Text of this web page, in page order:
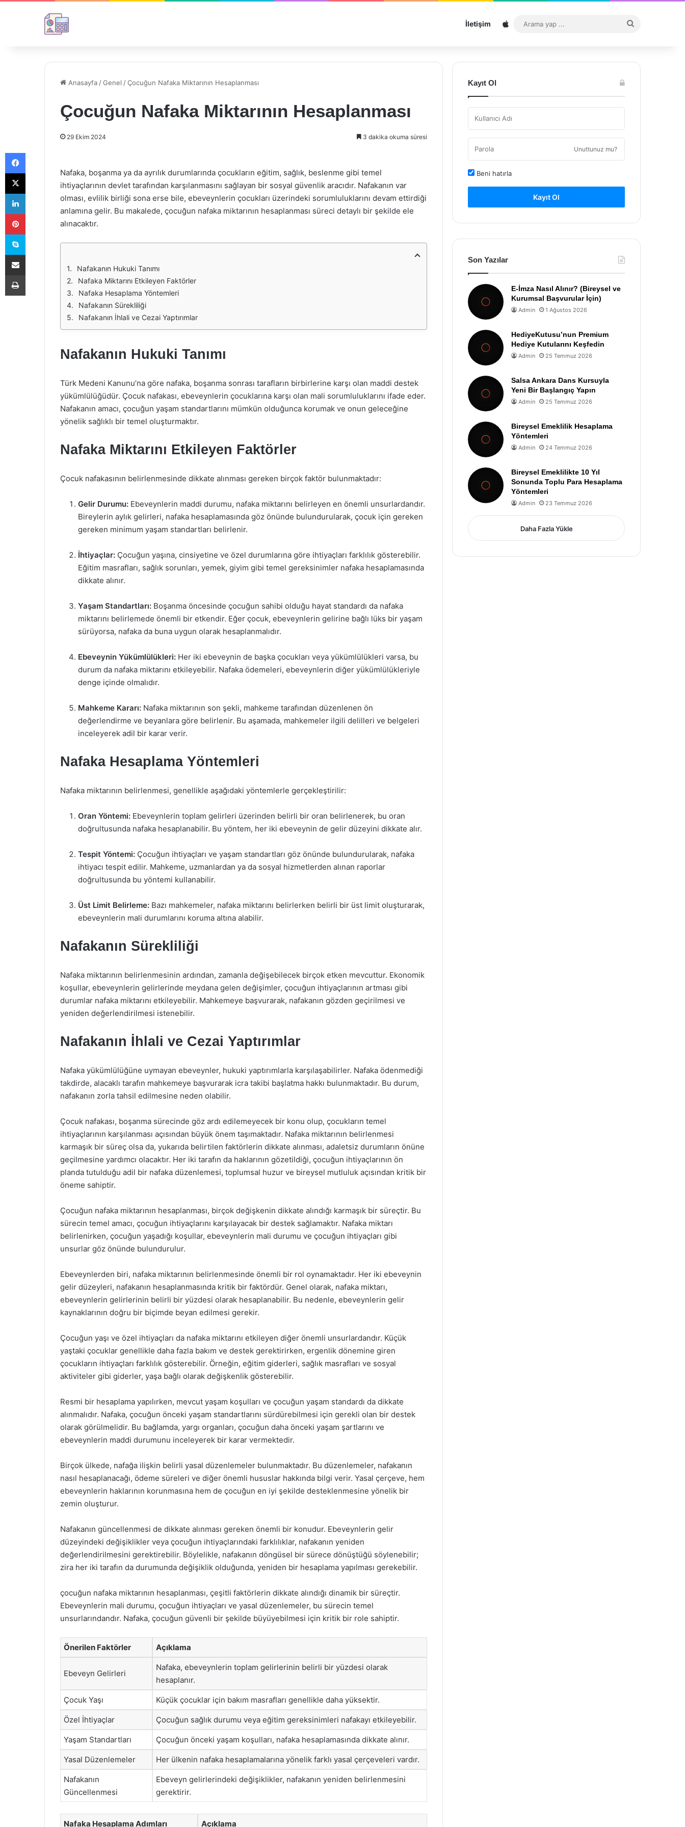
İletişim Sitemap
...
Anasayfa /Genel /Çocuğun Nafaka Miktarının Hesaplanması
Çocuğun Nafaka Miktarının Hesaplanması
29 Ekim 2024 3 dakika okuma süresi
Nafaka, boşanma ya da ayrılık durumlarında çocukların eğitim, sağlık, beslenme gibi temel
ihtiyaçlarının devlet tarafından karşılanmasını sağlayan bir sosyal güvenlik aracıdır. Nafakanın var
olması, evlilik birliği sona erse bile, ebeveynlerin çocukları üzerindeki sorumluluklarını devam ettirdiği
anlamına gelir. Bu makalede, çocuğun nafaka miktarının hesaplanması süreci detaylı bir şekilde ele
alınacaktır.
Nafakanın Hukuki Tanımı
Nafaka Miktarını Etkileyen Faktörler
Nafaka Hesaplama Yöntemleri
Nafakanın Sürekliliği
Nafakanın İhlali ve Cezai Yaptırımlar
Nafakanın Hukuki Tanımı
Türk Medeni Kanunu’na göre nafaka, boşanma sonrası tarafların birbirlerine karşı olan maddi destek
yükümlülüğüdür. Çocuk nafakası, ebeveynlerin çocuklarına karşı olan mali sorumluluklarını ifade eder.
Nafakanın amacı, çocuğun yaşam standartlarını mümkün olduğunca korumak ve onun geleceğine
yönelik sağlıklı bir temel oluşturmaktır.
Nafaka Miktarını Etkileyen Faktörler
Çocuk nafakasının belirlenmesinde dikkate alınması gereken birçok faktör bulunmaktadır:
Gelir Durumu: Ebeveynlerin maddi durumu, nafaka miktarını belirleyen en önemli unsurlardandır.
Bireylerin aylık gelirleri, nafaka hesaplamasında göz önünde bulundurularak, çocuk için gereken
gereken minimum yaşam standartları belirlenir.
İhtiyaçlar: Çocuğun yaşına, cinsiyetine ve özel durumlarına göre ihtiyaçları farklılık gösterebilir.
Eğitim masrafları, sağlık sorunları, yemek, giyim gibi temel gereksinimler nafaka hesaplamasında
dikkate alınır.
Yaşam Standartları: Boşanma öncesinde çocuğun sahibi olduğu hayat standardı da nafaka
miktarını belirlemede önemli bir etkendir. Eğer çocuk, ebeveynlerin gelirine bağlı lüks bir yaşam
sürüyorsa, nafaka da buna uygun olarak hesaplanmalıdır.
Ebeveynin Yükümlülükleri: Her iki ebeveynin de başka çocukları veya yükümlülükleri varsa, bu
durum da nafaka miktarını etkileyebilir. Nafaka ödemeleri, ebeveynlerin diğer yükümlülükleriyle
denge içinde olmalıdır.
Mahkeme Kararı: Nafaka miktarının son şekli, mahkeme tarafından düzenlenen ön
değerlendirme ve beyanlara göre belirlenir. Bu aşamada, mahkemeler ilgili delilleri ve belgeleri
inceleyerek adil bir karar verir.
Nafaka Hesaplama Yöntemleri
Nafaka miktarının belirlenmesi, genellikle aşağıdaki yöntemlerle gerçekleştirilir:
Oran Yöntemi: Ebeveynlerin toplam gelirleri üzerinden belirli bir oran belirlenerek, bu oran
doğrultusunda nafaka hesaplanabilir. Bu yöntem, her iki ebeveynin de gelir düzeyini dikkate alır.
Tespit Yöntemi: Çocuğun ihtiyaçları ve yaşam standartları göz önünde bulundurularak, nafaka
ihtiyacı tespit edilir. Mahkeme, uzmanlardan ya da sosyal hizmetlerden alınan raporlar
doğrultusunda bu yöntemi kullanabilir.
Üst Limit Belirleme: Bazı mahkemeler, nafaka miktarını belirlerken belirli bir üst limit oluşturarak,
ebeveynlerin mali durumlarını koruma altına alabilir.
Nafakanın Sürekliliği
Nafaka miktarının belirlenmesinin ardından, zamanla değişebilecek birçok etken mevcuttur. Ekonomik
koşullar, ebeveynlerin gelirlerinde meydana gelen değişimler, çocuğun ihtiyaçlarının artması gibi
durumlar nafaka miktarını etkileyebilir. Mahkemeye başvurarak, nafakanın gözden geçirilmesi ve
yeniden değerlendirilmesi istenebilir.
Nafakanın İhlali ve Cezai Yaptırımlar
Nafaka yükümlülüğüne uymayan ebeveynler, hukuki yaptırımlarla karşılaşabilirler. Nafaka ödenmediği
takdirde, alacaklı tarafın mahkemeye başvurarak icra takibi başlatma hakkı bulunmaktadır. Bu durum,
nafakanın zorla tahsil edilmesine neden olabilir.
Çocuk nafakası, boşanma sürecinde göz ardı edilemeyecek bir konu olup, çocukların temel
ihtiyaçlarının karşılanması açısından büyük önem taşımaktadır. Nafaka miktarının belirlenmesi
karmaşık bir süreç olsa da, yukarıda belirtilen faktörlerin dikkate alınması, adaletsiz durumların önüne
geçilmesine yardımcı olacaktır. Her iki tarafın da haklarının gözetildiği, çocuğun ihtiyaçlarının ön
planda tutulduğu adil bir nafaka düzenlemesi, toplumsal huzur ve bireysel mutluluk açısından kritik bir
öneme sahiptir.
Çocuğun nafaka miktarının hesaplanması, birçok değişkenin dikkate alındığı karmaşık bir süreçtir. Bu
sürecin temel amacı, çocuğun ihtiyaçlarını karşılayacak bir destek sağlamaktır. Nafaka miktarı
belirlenirken, çocuğun yaşadığı koşullar, ebeveynlerin mali durumu ve çocuğun ihtiyaçları gibi
unsurlar göz önünde bulundurulur.
Ebeveynlerden biri, nafaka miktarının belirlenmesinde önemli bir rol oynamaktadır. Her iki ebeveynin
gelir düzeyleri, nafakanın hesaplanmasında kritik bir faktördür. Genel olarak, nafaka miktarı,
ebeveynlerin gelirlerinin belirli bir yüzdesi olarak hesaplanabilir. Bu nedenle, ebeveynlerin gelir
kaynaklarının doğru bir biçimde beyan edilmesi gerekir.
Çocuğun yaşı ve özel ihtiyaçları da nafaka miktarını etkileyen diğer önemli unsurlardandır. Küçük
yaştaki çocuklar genellikle daha fazla bakım ve destek gerektirirken, ergenlik dönemine giren
çocukların ihtiyaçları farklılık gösterebilir. Örneğin, eğitim giderleri, sağlık masrafları ve sosyal
aktiviteler gibi giderler, yaşa bağlı olarak değişkenlik gösterebilir.
Resmi bir hesaplama yapılırken, mevcut yaşam koşulları ve çocuğun yaşam standardı da dikkate
alınmalıdır. Nafaka, çocuğun önceki yaşam standartlarını sürdürebilmesi için gerekli olan bir destek
olarak görülmelidir. Bu bağlamda, yargı organları, çocuğun daha önceki yaşam şartlarını ve
ebeveynlerin maddi durumunu inceleyerek bir karar vermektedir.
Birçok ülkede, nafağa ilişkin belirli yasal düzenlemeler bulunmaktadır. Bu düzenlemeler, nafakanın
nasıl hesaplanacağı, ödeme süreleri ve diğer önemli hususlar hakkında bilgi verir. Yasal çerçeve, hem
ebeveynlerin haklarının korunmasına hem de çocuğun en iyi şekilde desteklenmesine yönelik bir
zemin oluşturur.
Nafakanın güncellenmesi de dikkate alınması gereken önemli bir konudur. Ebeveynlerin gelir
düzeyindeki değişiklikler veya çocuğun ihtiyaçlarındaki farklılıklar, nafakanın yeniden
değerlendirilmesini gerektirebilir. Böylelikle, nafakanın döngüsel bir sürece dönüştüğü söylenebilir;
zira her iki tarafın da durumunda değişiklik olduğunda, yeniden bir hesaplama yapılması gerekebilir.
çocuğun nafaka miktarının hesaplanması, çeşitli faktörlerin dikkate alındığı dinamik bir süreçtir.
Ebeveynlerin mali durumu, çocuğun ihtiyaçları ve yasal düzenlemeler, bu sürecin temel
unsurlarındandır. Nafaka, çocuğun güvenli bir şekilde büyüyebilmesi için kritik bir role sahiptir.
Önerilen Faktörler Açıklama
Ebeveyn Gelirleri
Nafaka, ebeveynlerin toplam gelirlerinin belirli bir yüzdesi olarak
hesaplanır.
Çocuk Yaşı Küçük çocuklar için bakım masrafları genellikle daha yüksektir.
Özel İhtiyaçlar Çocuğun sağlık durumu veya eğitim gereksinimleri nafakayı etkileyebilir.
Yaşam Standartları Çocuğun önceki yaşam koşulları, nafaka hesaplamasında dikkate alınır.
Yasal Düzenlemeler Her ülkenin nafaka hesaplamalarına yönelik farklı yasal çerçeveleri vardır.
Nafakanın
Güncellenmesi
Ebeveyn gelirlerindeki değişiklikler, nafakanın yeniden belirlenmesini
gerektirir.
Nafaka Hesaplama Adımları Açıklama
Kayıt Ol
Unuttunuz mu?
Beni hatırla
Kayıt Ol
Son Yazılar
E-İmza Nasıl Alınır? (Bireysel ve
Kurumsal Başvurular İçin)
Admin 1 Ağustos 2026
HediyeKutusu’nun Premium
Hediye Kutularını Keşfedin
Admin 25 Temmuz 2026
Salsa Ankara Dans Kursuyla
Yeni Bir Başlangıç Yapın
Admin 25 Temmuz 2026
Bireysel Emeklilik Hesaplama
Yöntemleri
Admin 24 Temmuz 2026
Bireysel Emeklilikte 10 Yıl
Sonunda Toplu Para Hesaplama
Yöntemleri
Admin 23 Temmuz 2026
Daha Fazla Yükle
Facebook
X
LinkedIn
Pinterest
Skype
E-Posta ile paylaş